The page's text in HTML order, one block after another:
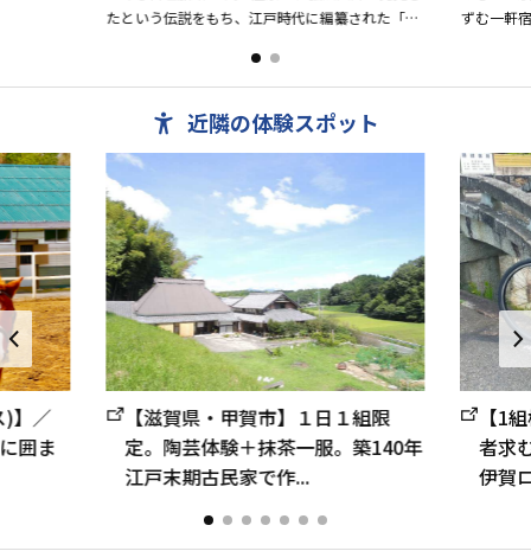
たという伝説をもち、江戸時代に編纂された「近
でももっとも古いであろ...
ずむ一軒
近隣の体験スポット
)】／
囲ま
【滋賀県・甲賀市】１日１組限
定。陶芸体験＋抹茶一服。築140年
江戸末期古民家で作...
【1
者求
伊賀